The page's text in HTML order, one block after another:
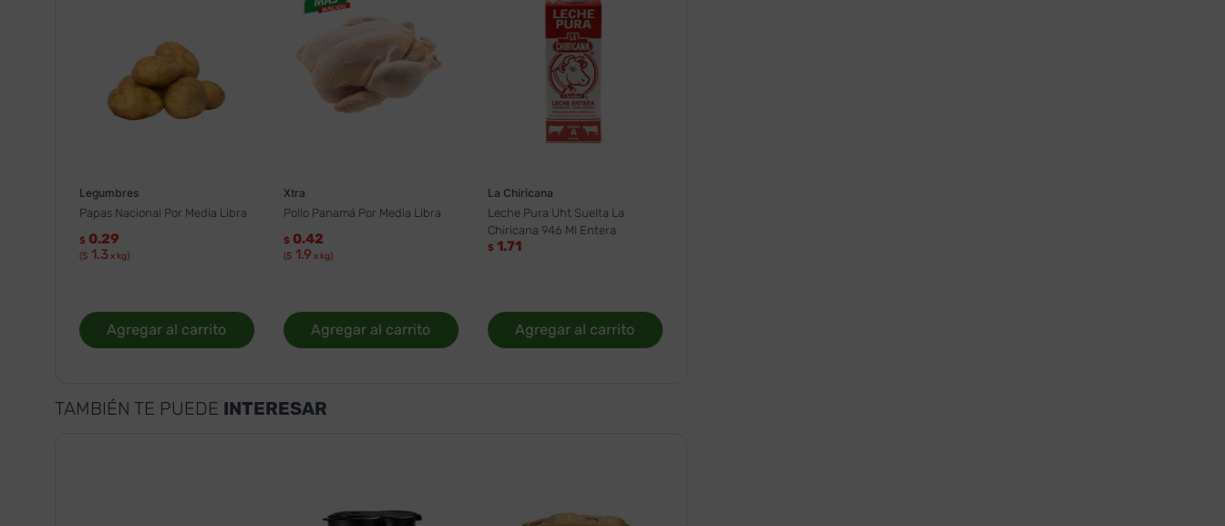
Legumbres
Papas Nacional Por Media Libra
$ 0.29
($ 1.3 x kg)
Agregar al carrito
Xtra
Pollo Panamá Por Media Libra
$ 0.42
($ 1.9 x kg)
Agregar al carrito
La Chiricana
Leche Pura Uht Suelta La
Chiricana 946 Ml Entera
$ 1.71
Agregar al carrito
TAMBIÉN TE PUEDE INTERESAR